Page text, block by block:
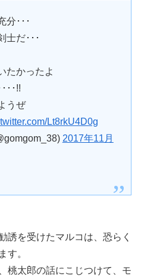
分･･･
士だ･･･
たかったよ
･･!!
うぜ
Lt8rkU4D0g
2017年11月
誘を受けたマルコは、恐らく
す。
桃太郎の話にこじつけて、モ